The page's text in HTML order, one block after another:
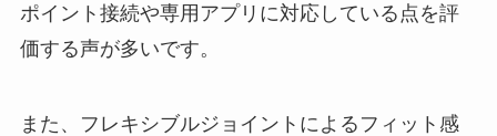
ポイント接続や専用アプリに対応している点を評
価する声が多いです。
また、フレキシブルジョイントによるフィット感